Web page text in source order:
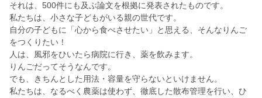
それは、500件にも及ぶ論文を根拠に発表されたものです。
私たちは、小さな子どもがいる親の世代です。
自分の子どもに「心から食べさせたい」と思える、そんなりんご
をつくりたい！
人は、風邪をひいたら病院に行き、薬を飲みます。
りんごだってそうなんです。
でも、きちんとした用法・容量を守らないといけません。
私たちは、なるべく農薬は使わず、徹底した散布管理を行い、ひ